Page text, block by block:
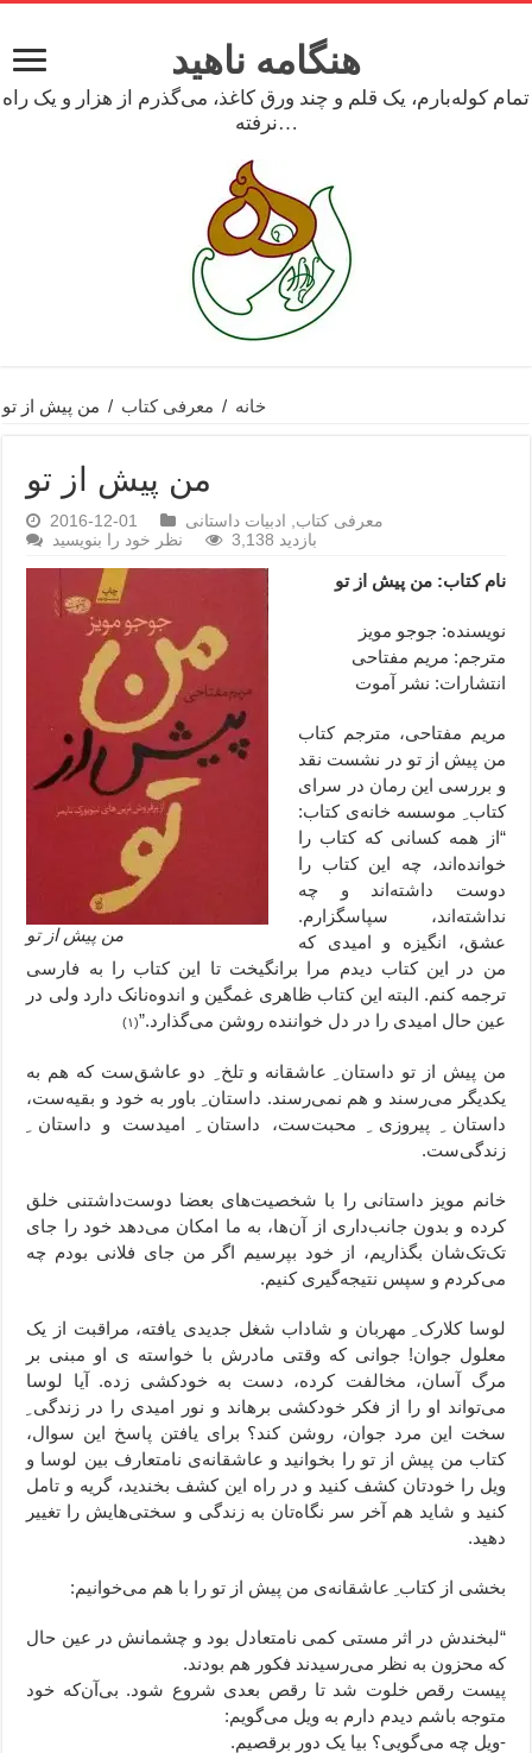
هنگامه ناهید
تمام کوله‌بارم، یک قلم و چند ورق کاغذ، می‌گذرم از هزار و یک راه
نرفته…
خانه / معرفی کتاب / من پیش از تو
من پیش از تو
2016-12-01 معرفی کتاب
ادبیات داستانی
نظر خود را بنویسید
3,138 بازدید
من پیش از تو
نام کتاب: من پیش از تو
نویسنده: جوجو مویز
مترجم: مریم مفتاحی
انتشارات: نشر آموت
مریم مفتاحی، مترجم کتاب
من پیش از تو در نشست نقد
و بررسی این رمان در سرای
کتاب ِ موسسه خانه‌ی کتاب:
“از همه کسانی که کتاب را
خوانده‌اند، چه این کتاب را
دوست داشته‌اند و چه
نداشته‌اند، سپاسگزارم.
عشق، انگیزه و امیدی که
من در این کتاب دیدم مرا برانگیخت تا این کتاب را به فارسی
ترجمه کنم. البته این کتاب ظاهری غمگین و اندوه‌نانک دارد ولی در
عین حال امیدی را در دل خواننده روشن می‌گذارد.”(۱)
من پیش از تو داستان ِ عاشقانه و تلخ‌ ِ دو عاشق‌ست که هم به‌
یکدیگر می‌رسند و هم نمی‌رسند. داستان ِ باور به خود و بقیه‌ست،
داستان ِ پیروزی ِ محبت‌ست، داستان ِ امیدست و داستان ِ
زندگی‌ست.
خانم مویز داستانی را با شخصیت‌های بعضا دوست‌داشتنی خلق
کرده و بدون جانب‌داری از آن‌ها، به ما امکان می‌دهد خود را جای
تک‌تک‌شان بگذاریم، از خود بپرسیم اگر من جای فلانی بودم چه
می‌کردم و سپس نتیجه‌گیری کنیم.
لوسا کلارک ِ مهربان و شاداب شغل جدیدی یافته، مراقبت از یک
معلول جوان! جوانی که وقتی مادرش با خواسته ‌ی او مبنی بر
مرگ آسان، مخالفت کرده، دست به خودکشی زده. آیا لوسا
می‌تواند او را از فکر خودکشی برهاند و نور امیدی را در زندگی ِ
سخت این مرد جوان، روشن کند؟ برای یافتن پاسخ این سوال،
کتاب من پیش از تو را بخوانید و عاشقانه‌ی نامتعارف بین لوسا و
ویل را خودتان کشف کنید و در راه این کشف بخندید، گریه و تامل
کنید و شاید هم آخر سر نگاه‌تان به زندگی و سختی‌هایش را تغییر
دهید.
بخشی از کتاب ِ عاشقانه‌ی من پیش از تو را با هم می‌خوانیم:
“لبخندش در اثر مستی کمی نامتعادل بود و چشمانش در عین حال
که محزون به نظر می‌رسیدند فکور هم بودند.
پیست رقص خلوت شد تا رقص بعدی شروع شود. بی‌آن‌که خود
متوجه باشم دیدم دارم به ویل می‌گویم:
-ویل چه می‌گویی؟ بیا یک دور برقصیم.